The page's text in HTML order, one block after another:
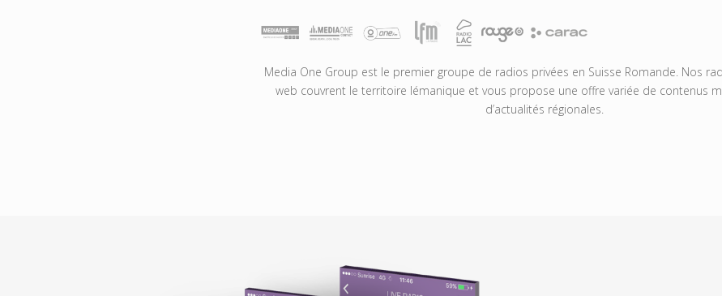
Media One Group est le premier groupe de radios privées en Suisse Romande. Nos
web couvrent le territoire lémanique et vous propose une offre variée de contenus
d’actualités régionales.